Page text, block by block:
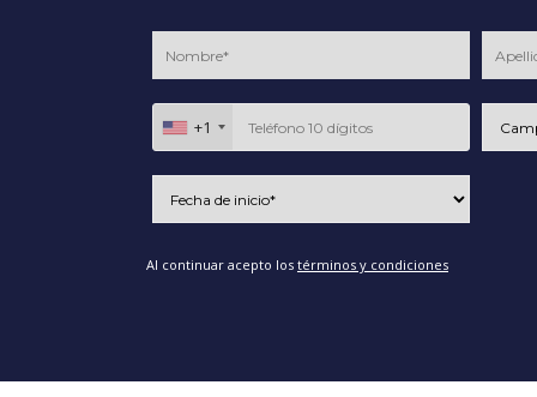
+1
Al continuar acepto los términos y condiciones